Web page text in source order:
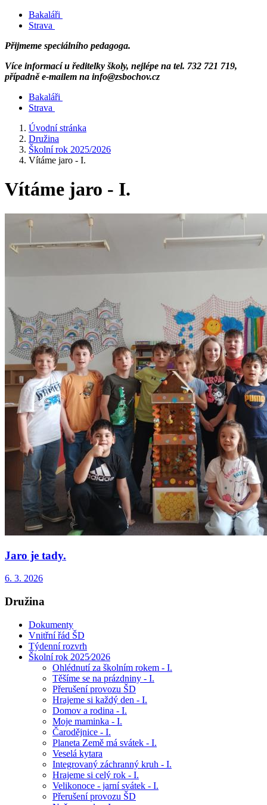
Bakaláři
Strava
Přijmeme speciálního pedagoga.
Více informací u ředitelky školy, nejlépe na tel. 732 721 719,
případně e-mailem na info@zsbochov.cz
Bakaláři
Strava
Úvodní stránka
Družina
Školní rok 2025/2026
Vítáme jaro - I.
Vítáme jaro - I.
Jaro je tady.
6. 3. 2026
Družina
Dokumenty
Vnitřní řád ŠD
Týdenní rozvrh
Školní rok 2025⁄2026
Ohlédnutí za školním rokem - I.
Těšíme se na prázdniny - I.
Přerušení provozu ŠD
Hrajeme si každý den - I.
Domov a rodina - I.
Moje maminka - I.
Čarodějnice - I.
Planeta Země má svátek - I.
Veselá kytara
Integrovaný záchranný kruh - I.
Hrajeme si celý rok - I.
Velikonoce - jarní svátek - I.
Přerušení provozu ŠD